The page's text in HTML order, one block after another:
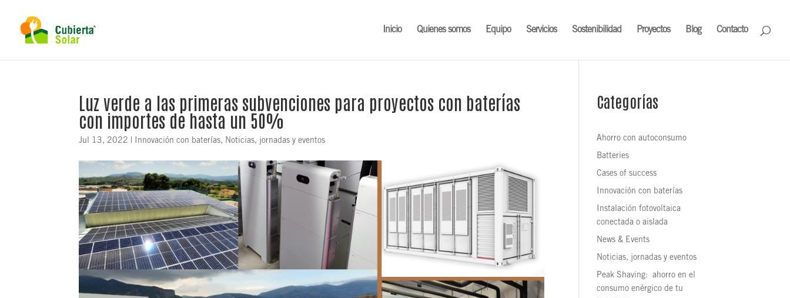
Inicio Quienes somos Equipo Servicios Sostenibilidad Proyectos Blog Contacto
Luz verde a las primeras subvenciones para proyectos con baterías
con importes de hasta un 50%
Jul 13, 2022 | Innovación con baterías, Noticias, jornadas y eventos
Categorías
Ahorro con autoconsumo
Batteries
Cases of success
Innovación con baterías
Instalación fotovoltaica
conectada o aislada
News & Events
Noticias, jornadas y eventos
Peak Shaving: ahorro en el
consumo enérgico de tu